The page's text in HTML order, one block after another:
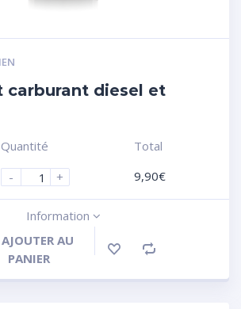
carburant diesel et
Quantité
-
+
Total
9,90€
Information
AJOUTER AU
PANIER